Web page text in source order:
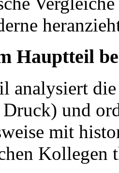
Hauptteil
analysiert
und
mit
Kollegen